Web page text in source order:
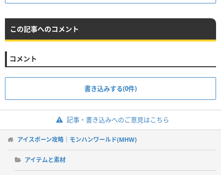
この記事へのコメント
コメント
書き込みする(0件)
記事・書き込みへのご意見はこちら
アイスボーン攻略｜モンハンワールド(MHW)
アイテムと素材